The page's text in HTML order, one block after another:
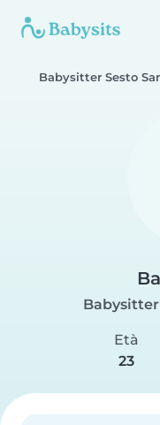
Babysitter Sesto
Babysitter
Età
23